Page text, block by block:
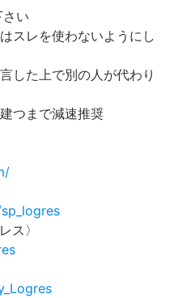
い
スレを使わないようにし
した上で別の人が代わり
つまで減速推奨
ス〉